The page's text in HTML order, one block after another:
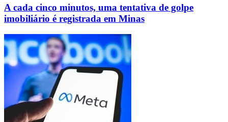
A cada cinco minutos, uma tentativa de golpe
imobiliário é registrada em Minas